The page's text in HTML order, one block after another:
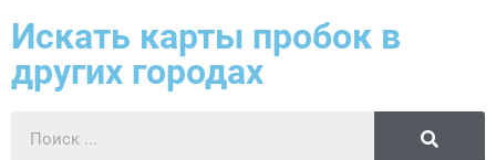
Искать карты пробок в
других городах